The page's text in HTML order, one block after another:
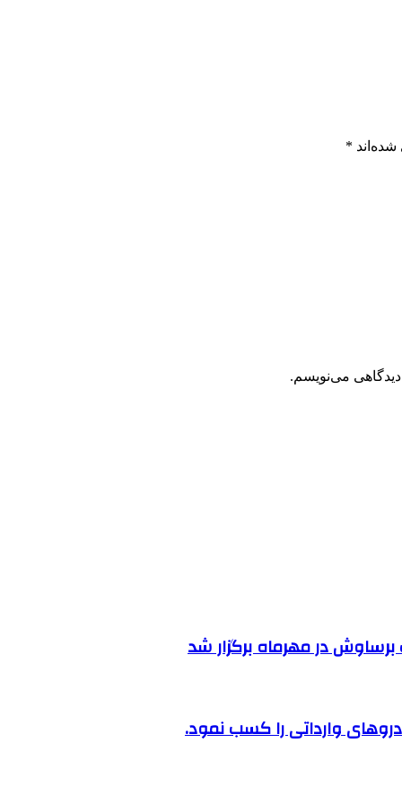
*
دیدگاهی می‌نویسم.
در مهرماه برگزار شد
وارداتی را کسب نمود.